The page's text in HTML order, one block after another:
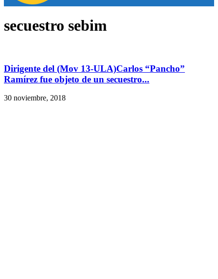
secuestro sebim
Dirigente del (Mov 13-ULA)Carlos “Pancho”
Ramírez fue objeto de un secuestro...
30 noviembre, 2018